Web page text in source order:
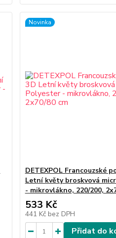
Novinka
DETEXPOL Francouzské
Letní květy broskvová
- mikrovlákno, 220/200,
533 Kč
441 Kč bez DPH
Přidat do